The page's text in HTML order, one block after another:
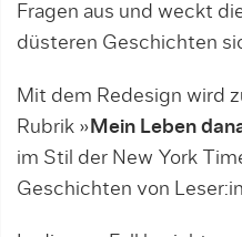
Fragen aus und weckt
düsteren Geschichten
Mit dem Redesign wird
Rubrik » Mein Leben
im Stil der New York
Geschichten von